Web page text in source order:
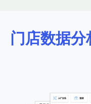
门店数据